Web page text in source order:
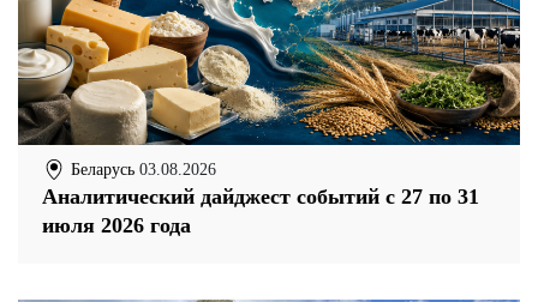
Беларусь 03.08.2026
Аналитический дайджест событий с 27 по 31
июля 2026 года